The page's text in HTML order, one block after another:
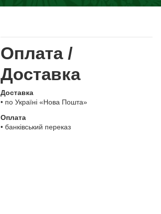
Оплата /
Доставка
Доставка
• по Україні «Нова Пошта»
Оплата
• банківський переказ